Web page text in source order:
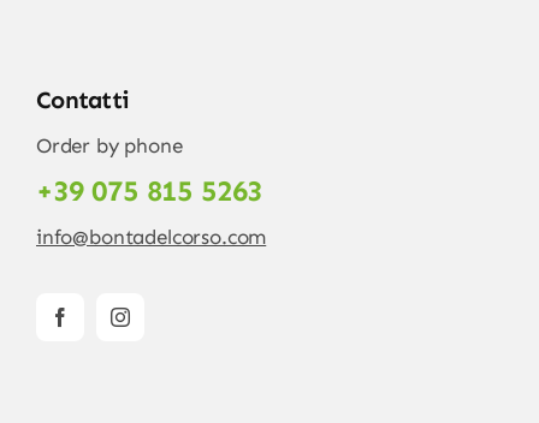
Contatti
Order by phone
+39 075 815 5263
info@bontadelcorso.com